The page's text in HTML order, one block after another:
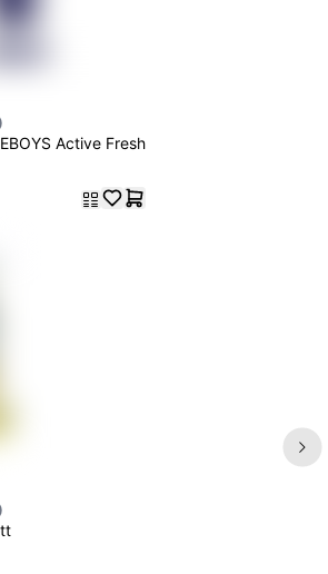
Active Fresh